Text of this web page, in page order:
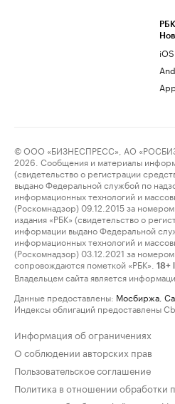
РБК
iOS
© ООО «БИЗНЕСПРЕСС», АО
2026. Сообщения и материалы
(свидетельство о регистрации
выдано Федеральной службой по
информационных технологий и
(Роскомнадзор) 09.12.2015 за
издания «РБК» (свидетельство о
информации выдано Федеральной
информационных технологий и
(Роскомнадзор) 03.12.2021 за
сопровождаются пометкой «РБК».
18+
Владельцем сайта является
Данные предоставлены: Мосбиржа
Индексы облигаций предоставлены
Информация об ограничениях
О соблюдении авторских прав
Пользовательское соглашение
Политика в отношении обработки